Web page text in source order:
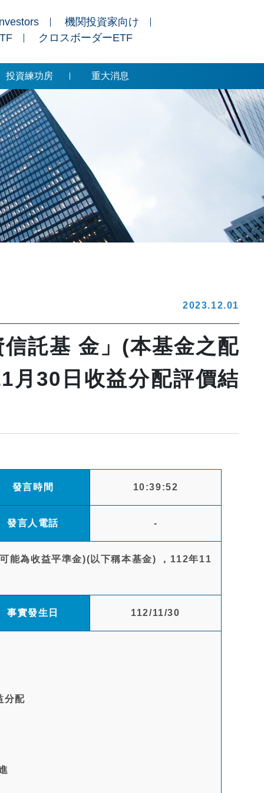
機関投資家向け
クロスボーダーETF
投資練功房 重大消息
2023.12.01
託基 金」(本基金之配
月30日收益分配評價結
發言時間 10:39:52
發言人電話 -
能為收益平準金)(以下稱本基金) ，112年11
事實發生日 112/11/30
分配